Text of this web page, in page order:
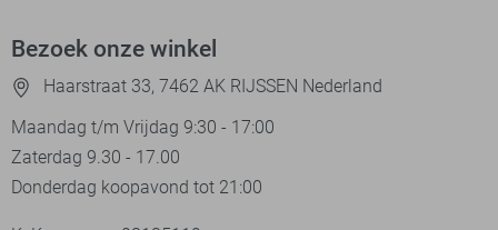
Bezoek onze winkel
Haarstraat 33, 7462 AK RIJSSEN Nederland
Maandag t/m Vrijdag 9:30 - 17:00
Zaterdag 9.30 - 17.00
Donderdag koopavond tot 21:00